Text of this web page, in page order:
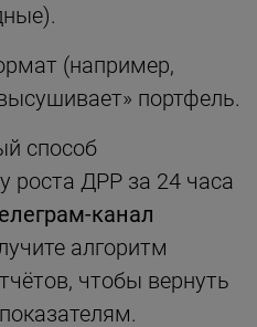
(например,
портфель.
способ
роста ДРР за 24 часа
канал
алгоритм
чтобы вернуть